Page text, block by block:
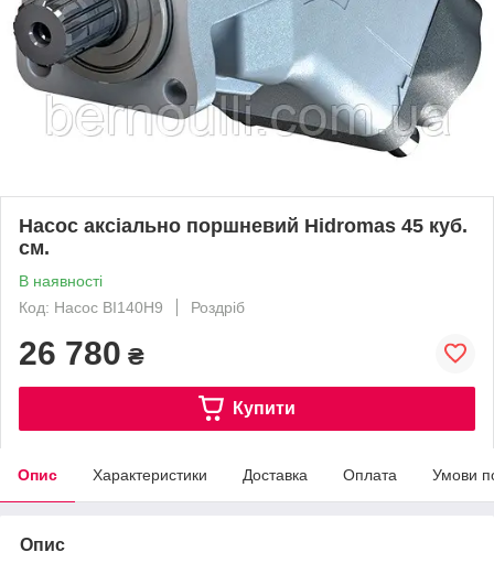
Насос аксіально поршневий Hidromas 45 куб.
см.
В наявності
Код: Насос BI140H9
Роздріб
26 780 ₴
Купити
Опис Характеристики Доставка Оплата Умови
Опис